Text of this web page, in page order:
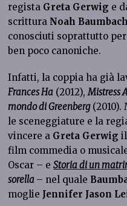
regista Greta Gerwig e
scrittura Noah Baumbach
conosciuti soprattutto
ben poco canoniche.
Infatti, la coppia ha già
Frances Ha (2012),Mistress
mondo di Greenberg(2010).
le sceneggiature e la
vincere a Greta Gerwig
film commedia o
Oscar – eStoria di un
sorella – nel quale
moglie Jennifer Jason